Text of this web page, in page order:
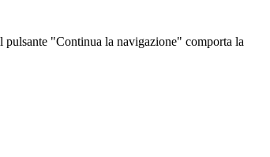
"Continua la navigazione" comporta la